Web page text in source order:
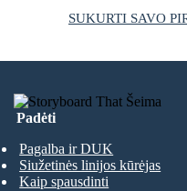
SUKURTI SAVO
Padėti
Pagalba ir DUK
Siužetinės linijos kūrėjas
Kaip spausdinti